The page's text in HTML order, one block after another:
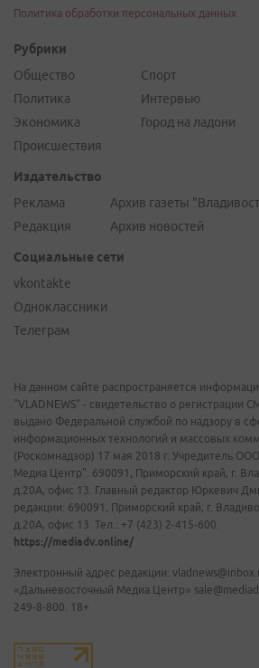
Политика обработки персональных данных
Рубрики
Общество
Политика
Экономика
Происшествия
Спорт
Интервью
Город на ладони
Издательство
Реклама
Редакция
Архив газеты
Архив новостей
Социальные сети
vkontakte
Одноклассники
Телеграм
На данном сайте распространяется
"VLADNEWS" - свидетельство о
выдано Федеральной службой по надзору в
информационных технологий и массовых
(Роскомнадзор) 17 мая 2018 г. Учредитель
Медиа Центр". 690091, Приморский край, г.
д.20А, офис 13. Главный редактор Юркевич
редакции: 690091, Приморский край, г.
д.20А, офис 13. Тел.: +7 (423) 2-415-600.
https://mediadv.online/
Электронный адрес редакции:
«Дальневосточный Медиа Центр»
249-8-800. 18+